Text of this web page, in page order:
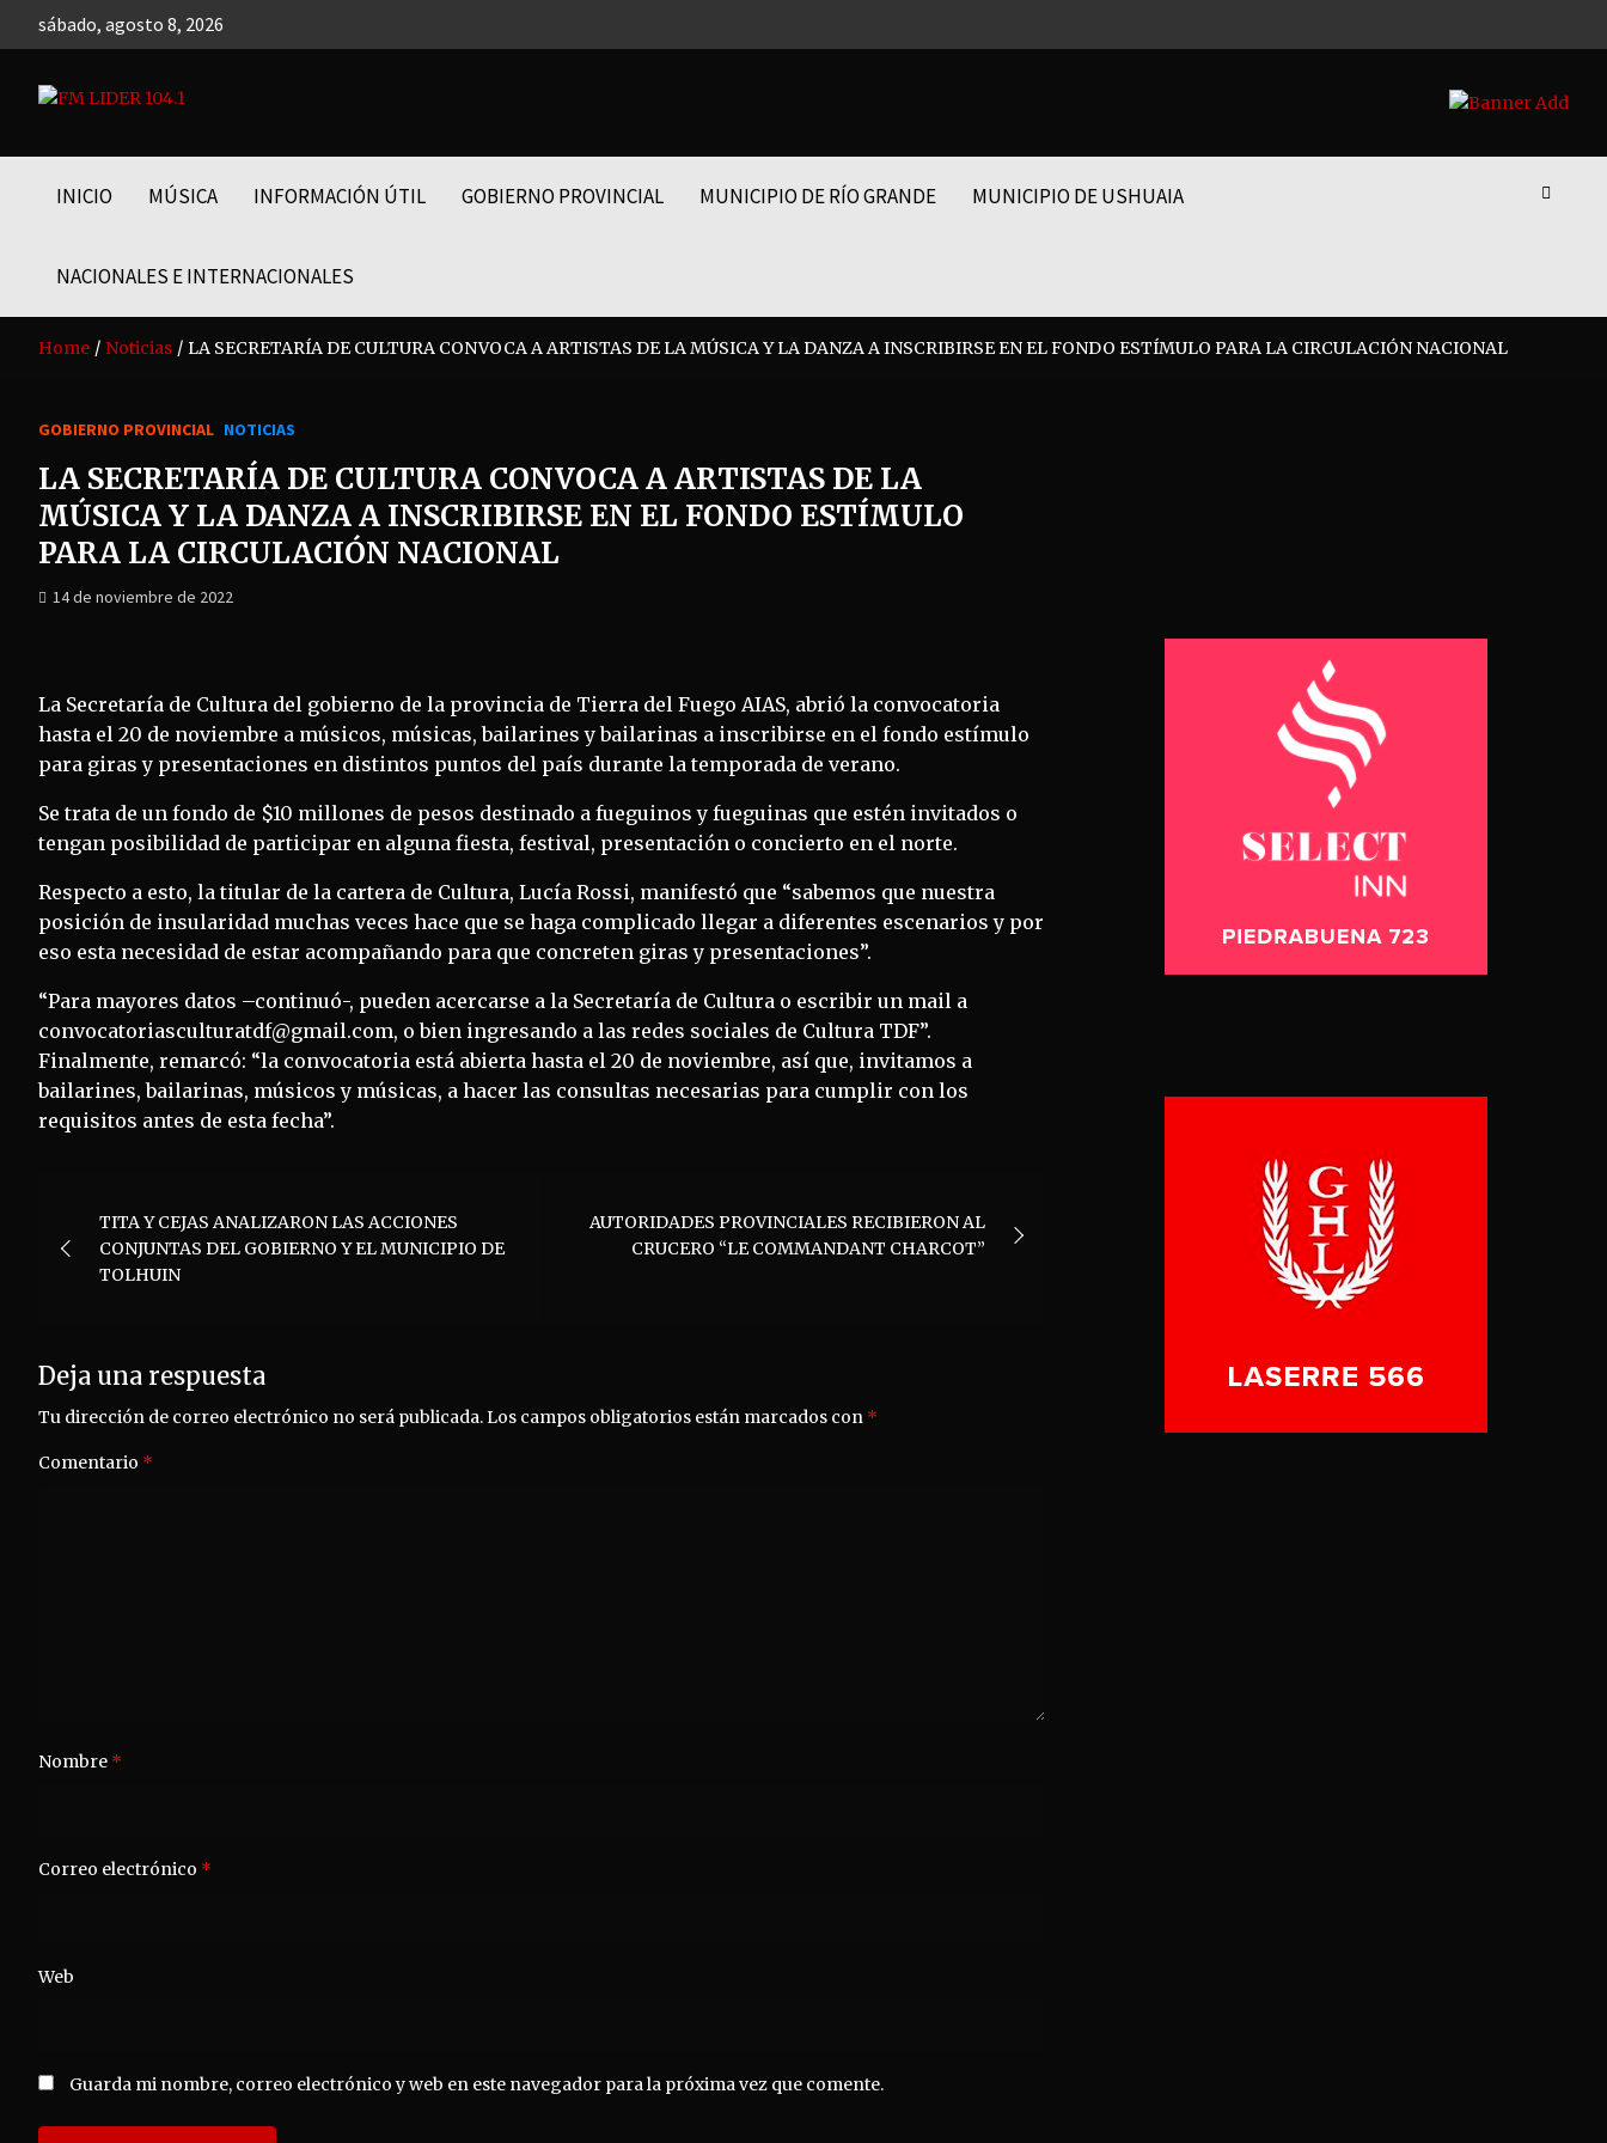
sábado, agosto 8, 2026
FM LIDER 104.1
INICIO MÚSICA INFORMACIÓN ÚTIL GOBIERNO PROVINCIAL MUNICIPIO DE RÍO GRANDE MUNICIPIO DE USHUAIA
NACIONALES E INTERNACIONALES
Home Noticias LA SECRETARÍA DE CULTURA CONVOCA A ARTISTAS DE LA MÚSICA Y LA DANZA A INSCRIBIRSE EN EL FONDO ESTÍMULO PARA LA CIRCULACIÓN NACIONAL
GOBIERNO PROVINCIAL NOTICIAS
LA SECRETARÍA DE CULTURA CONVOCA A ARTISTAS DE LA
MÚSICA Y LA DANZA A INSCRIBIRSE EN EL FONDO ESTÍMULO
PARA LA CIRCULACIÓN NACIONAL
14 de noviembre de 2022
La Secretaría de Cultura del gobierno de la provincia de Tierra del Fuego AIAS, abrió la convocatoria
hasta el 20 de noviembre a músicos, músicas, bailarines y bailarinas a inscribirse en el fondo estímulo
para giras y presentaciones en distintos puntos del país durante la temporada de verano.
Se trata de un fondo de $10 millones de pesos destinado a fueguinos y fueguinas que estén invitados o
tengan posibilidad de participar en alguna fiesta, festival, presentación o concierto en el norte.
Respecto a esto, la titular de la cartera de Cultura, Lucía Rossi, manifestó que “sabemos que nuestra
posición de insularidad muchas veces hace que se haga complicado llegar a diferentes escenarios y por
eso esta necesidad de estar acompañando para que concreten giras y presentaciones”.
“Para mayores datos –continuó-, pueden acercarse a la Secretaría de Cultura o escribir un mail a
convocatoriasculturatdf@gmail.com, o bien ingresando a las redes sociales de Cultura TDF”.
Finalmente, remarcó: “la convocatoria está abierta hasta el 20 de noviembre, así que, invitamos a
bailarines, bailarinas, músicos y músicas, a hacer las consultas necesarias para cumplir con los
requisitos antes de esta fecha”.
de
entradas
TITA Y CEJAS ANALIZARON LAS ACCIONES
CONJUNTAS DEL GOBIERNO Y EL MUNICIPIO DE
TOLHUIN
AUTORIDADES PROVINCIALES RECIBIERON AL
CRUCERO “LE COMMANDANT CHARCOT”
Deja una respuesta
Tu dirección de correo electrónico no será publicada.Los campos obligatorios están marcados con *
Comentario *
Nombre *
Correo electrónico *
Web
Guarda mi nombre, correo electrónico y web en este navegador para la próxima vez que comente.